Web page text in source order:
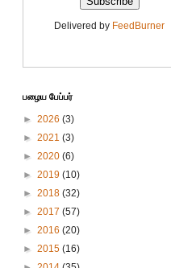
Delivered by FeedBurner
பழைய பேப்பர்
► 2026 (3)
► 2021 (3)
► 2020 (6)
► 2019 (10)
► 2018 (32)
► 2017 (57)
► 2016 (20)
► 2015 (16)